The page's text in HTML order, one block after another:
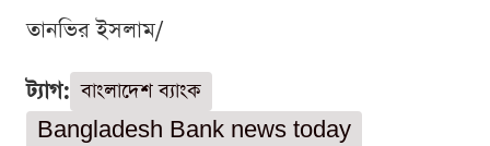
তানভির ইসলাম/
ট্যাগ: বাংলাদেশ ব্যাংক
Bangladesh Bank news today